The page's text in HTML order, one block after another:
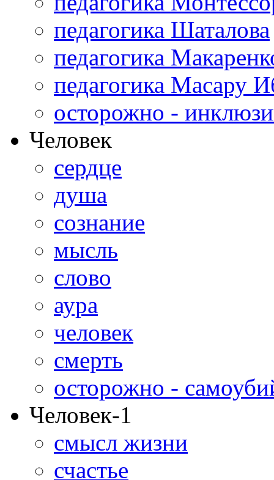
педагогика Шаталова
педагогика
педагогика Масару
осторожно -
Человек
сердце
душа
сознание
мысль
слово
аура
человек
смерть
осторожно -
Человек-1
смысл жизни
счастье